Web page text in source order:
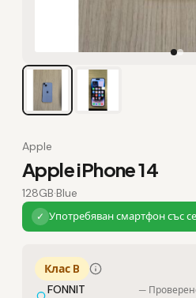
Apple
Apple iPhone 14
128GB·Blue
✓ Употребяван смартфон със
Клас B
FONNIT
—